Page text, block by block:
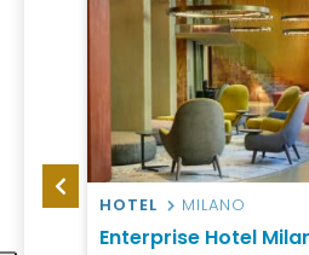
HOTEL MILANO
Enterprise Hotel